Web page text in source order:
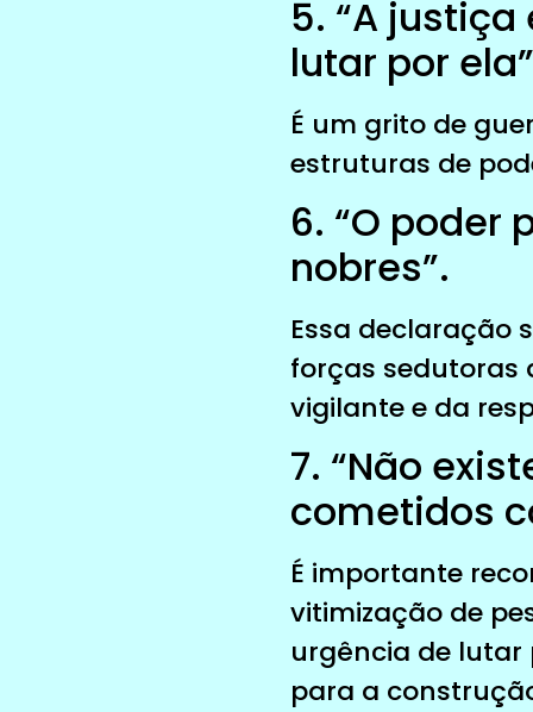
5. “A
lutar por
É um grito de
estruturas de
6. “O poder
nobres”.
Essa declaração
forças sedutoras
vigilante e da
7. “Não
cometidos
É importante
vitimização de
urgência de lutar
para a